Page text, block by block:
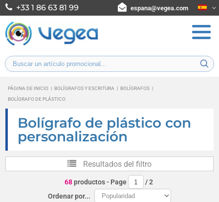
+33 1 86 63 81 99 espana@vegea.com
PÁGINA DE INICIO | BOLÍGRAFOS Y ESCRITURA | BOLÍGRAFOS |
BOLÍGRAFO DE PLÁSTICO
Bolígrafo de plástico con
personalización
Resultados del filtro
68productos- Page /2
Ordenar por...